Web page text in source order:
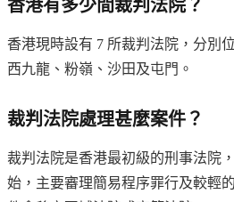
香港有多少間裁判法院？
香港現時設有 7 所裁判法院，分別
西九龍、粉嶺、沙田及屯門。
裁判法院處理甚麼案件？
裁判法院是香港最初級的刑事法院
始，主要審理簡易程序罪行及較輕